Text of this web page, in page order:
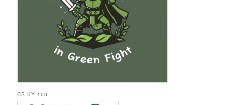
CSIKY 100